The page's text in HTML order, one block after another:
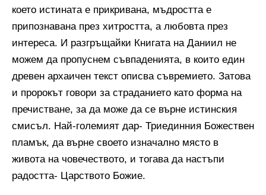
което истината е прикривана, мъдростта е
припознавана през хитростта, а любовта през
интереса. И разгръщайки Книгата на Даниил не
можем да пропуснем съвпаденията, в които един
древен архаичен текст описва съвремието. Затова
и пророкът говори за страданието като форма на
пречистване, за да може да се върне истинския
смисъл. Най-големият дар- Триединния Божествен
пламък, да върне своето изначално място в
живота на човечеството, и тогава да настъпи
радостта- Царството Божие.